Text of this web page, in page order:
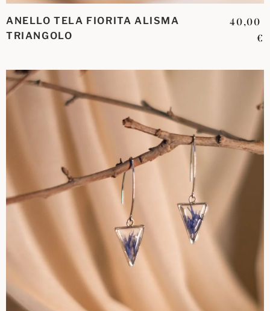
ANELLO TELA FIORITA ALISMA
TRIANGOLO
40,00
€